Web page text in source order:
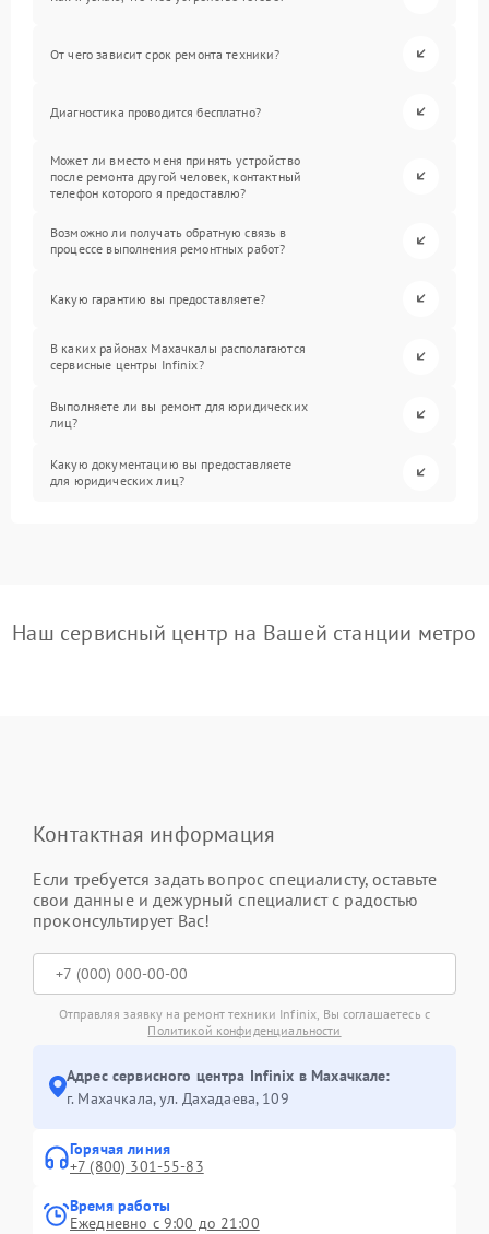
От чего зависит срок ремонта техники?
Диагностика проводится бесплатно?
Может ли вместо меня принять устройство
после ремонта другой человек, контактный
телефон которого я предоставлю?
Возможно ли получать обратную связь в
процессе выполнения ремонтных работ?
Какую гарантию вы предоставляете?
В каких районах Махачкалы располагаются
сервисные центры Infinix?
Выполняете ли вы ремонт для юридических
лиц?
Какую документацию вы предоставляете
для юридических лиц?
Наш сервисный центр на Вашей станции метро
Контактная информация
Если требуется задать вопрос специалисту, оставьте
свои данные и дежурный специалист с радостью
проконсультирует Вас!
Отправляя заявку на ремонт техники Infinix, Вы соглашаетесь с
Политикой конфиденциальности
Адрес сервисного центра Infinix в Махачкале:
г. Махачкала, ул. Дахадаева, 109
Горячая линия
+7 (800) 301-55-83
Время работы
Ежедневно с 9:00 до 21:00